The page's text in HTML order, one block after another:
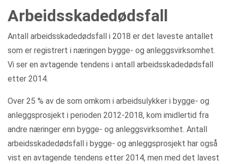
Arbeidsskadedødsfall
Antall arbeidsskadedødsfall i 2018 er det laveste antallet
som er registrert i næringen bygge- og anleggsvirksomhet.
Vi ser en avtagende tendens i antall arbeidsskadedødsfall
etter 2014.
Over 25 % av de som omkom i arbeidsulykker i bygge- og
anleggsprosjekt i perioden 2012-2018, kom imidlertid fra
andre næringer enn bygge- og anleggsvirksomhet. Antall
arbeidsskadedødsfall i bygge- og anleggsprosjekt har også
vist en avtagende tendens etter 2014, men med det lavest